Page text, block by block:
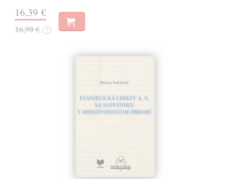
16,39 €
16,90 € ?